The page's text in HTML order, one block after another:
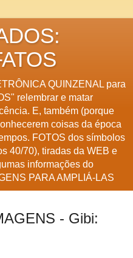
QUINZENAL para
relembrar e matar
E, também (porque
coisas da época
FOTOS dos símbolos
40/70), tiradas da WEB e
informações do
PARA AMPLIÁ-LAS
- Gibi: